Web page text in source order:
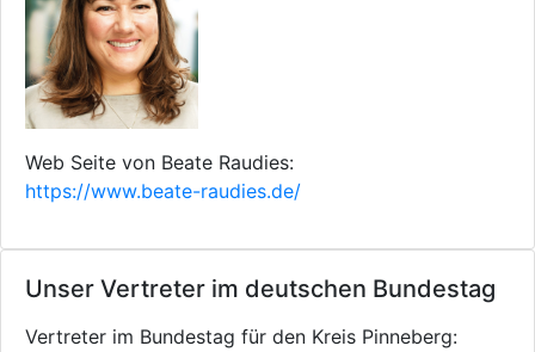
Web Seite von Beate Raudies:
https://www.beate-raudies.de/
Unser Vertreter im deutschen Bundestag
Vertreter im Bundestag für den Kreis Pinneberg: